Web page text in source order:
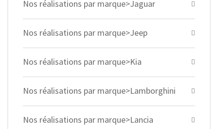
Nos réalisations par marque>Jaguar
Nos réalisations par marque>Jeep
Nos réalisations par marque>Kia
Nos réalisations par marque>Lamborghini
Nos réalisations par marque>Lancia